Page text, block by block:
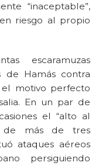
“inaceptable”,
riesgo al propio
escaramuzas
de Hamás contra
motivo perfecto
En un par de
el “alto al
de más de tres
ataques aéreos
persiguiendo